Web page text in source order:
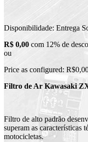
Disponibilidade: Entrega
R$ 0,00 com 12% de
ou
Price as configured:
Filtro de Ar Kawasaki
Filtro de alto padrão
superam as características
motocicletas.